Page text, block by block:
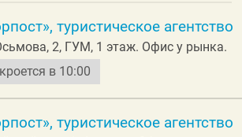
туристическое агентство
2, ГУМ, 1 этаж. Офис у рынка.
в 10:00
туристическое агентство